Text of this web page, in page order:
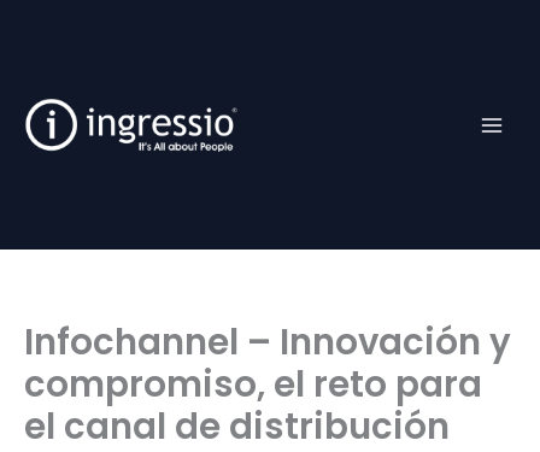
Infochannel – Innovación y
compromiso, el reto para
el canal de distribución